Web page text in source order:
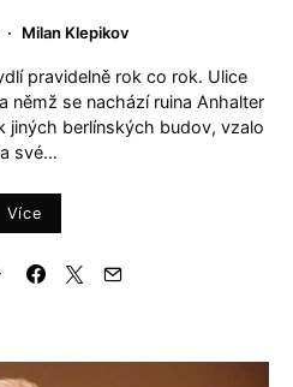
Milan Klepikov
pravidelně rok co rok. Ulice
němž se nachází ruina Anhalter
jiných berlínských budov, vzalo
své…
Více